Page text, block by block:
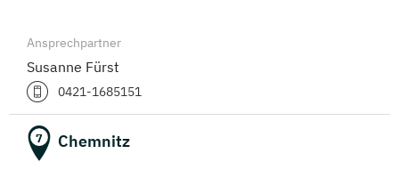
Ansprechpartner
Susanne Fürst
0421-1685151
7 Chemnitz